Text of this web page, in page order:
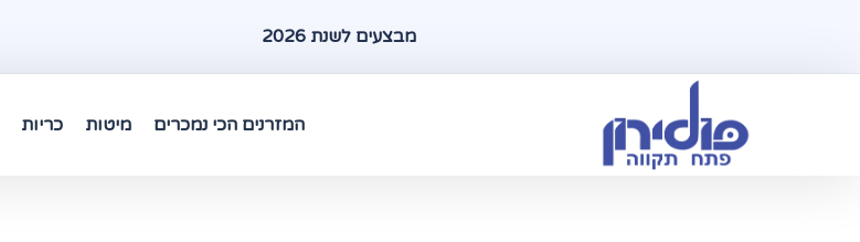
מבצעים לשנת 2026
המזרנים הכי נמכרים מיטות כריות